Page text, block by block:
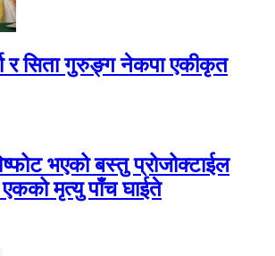
र सिता गुरुङ्ग नेकपा एकीकृत
भएको बस्तु प्रोजोक्टाईल
मृत्यु पाँच घाईते